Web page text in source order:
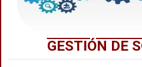
GESTIÓN DE